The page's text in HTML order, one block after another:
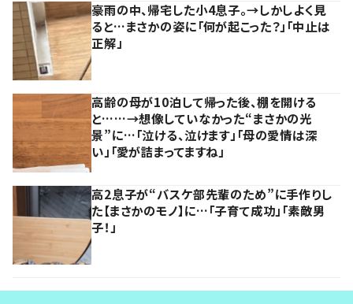
豪雨の中、帰宅した小4息子。→しかしよく見
ると…まさかの姿に「何が起こった？」「中止は
正解」
高齢の母が10泊して帰った後、棚を開ける
と……→想像していなかった“まさかの光
景”に…「泣ける、泣けます」「母の愛情は深
い」「愛が詰まってますね」
高2息子が“バスケ部先輩のため”に手作りし
た【まさかのモノ】に…「子育て成功」「素敵男
子！」